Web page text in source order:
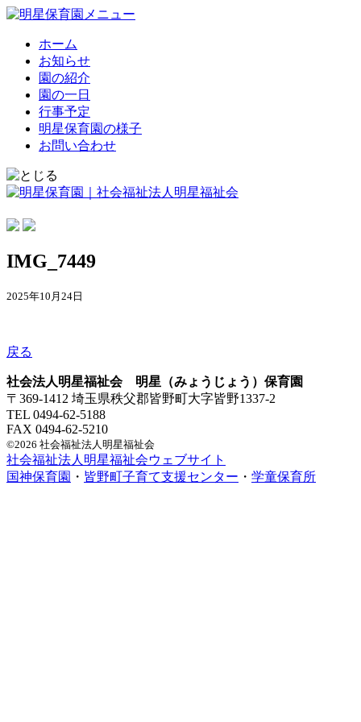
ホーム
お知らせ
園の紹介
園の一日
行事予定
明星保育園の様子
お問い合わせ
IMG_7449
2025年10月24日
戻る
社会法人明星福祉会 明星（みょうじょう）保育園
〒369-1412 埼玉県秩父郡皆野町大字皆野1337-2
TEL 0494-62-5188
FAX 0494-62-5210
©2026 社会福祉法人明星福祉会
社会福祉法人明星福祉会ウェブサイト
国神保育園 ・ 皆野町子育て支援センター ・ 学童保育所